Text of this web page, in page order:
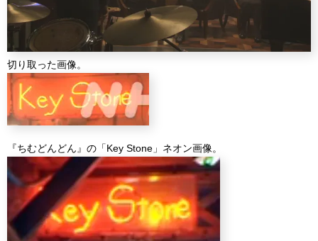
切り取った画像。
『ちむどんどん』の「Key Stone」ネオン画像。